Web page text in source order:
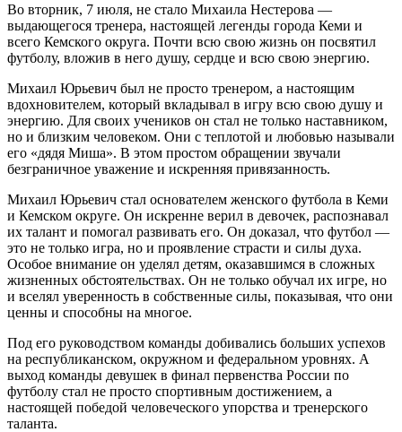
Во вторник, 7 июля, не стало Михаила Нестерова —
выдающегося тренера, настоящей легенды города Кеми и
всего Кемского округа. Почти всю свою жизнь он посвятил
футболу, вложив в него душу, сердце и всю свою энергию.
Михаил Юрьевич был не просто тренером, а настоящим
вдохновителем, который вкладывал в игру всю свою душу и
энергию. Для своих учеников он стал не только наставником,
но и близким человеком. Они с теплотой и любовью называли
его «дядя Миша». В этом простом обращении звучали
безграничное уважение и искренняя привязанность.
Михаил Юрьевич стал основателем женского футбола в Кеми
и Кемском округе. Он искренне верил в девочек, распознавал
их талант и помогал развивать его. Он доказал, что футбол —
это не только игра, но и проявление страсти и силы духа.
Особое внимание он уделял детям, оказавшимся в сложных
жизненных обстоятельствах. Он не только обучал их игре, но
и вселял уверенность в собственные силы, показывая, что они
ценны и способны на многое.
Под его руководством команды добивались больших успехов
на республиканском, окружном и федеральном уровнях. А
выход команды девушек в финал первенства России по
футболу стал не просто спортивным достижением, а
настоящей победой человеческого упорства и тренерского
таланта.